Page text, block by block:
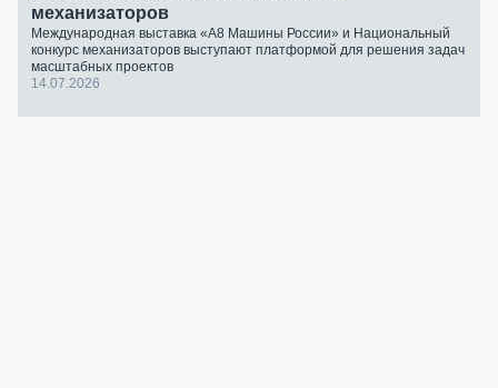
механизаторов
Международная выставка «А8 Машины России» и Национальный
конкурс механизаторов выступают платформой для решения задач
масштабных проектов
14.07.2026